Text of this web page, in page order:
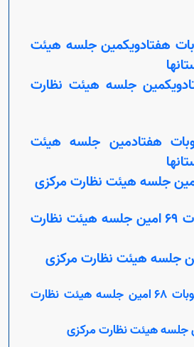
هفتادویکمین جلسه هیئت
جلسه هیئت نظارت
هفتادمین جلسه هیئت
جلسه هیئت نظارت مرکزی
نامه ابلاغ مصوبات 69 امین جلسه هیئت نظارت
نامه ابلاغ مصوبات 68 امین جلسه هیئت نظارت